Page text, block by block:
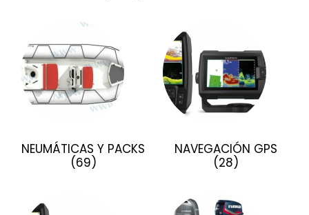
NEUMÁTICAS Y PACKS
(69)
NAVEGACIÓN GPS
(28)